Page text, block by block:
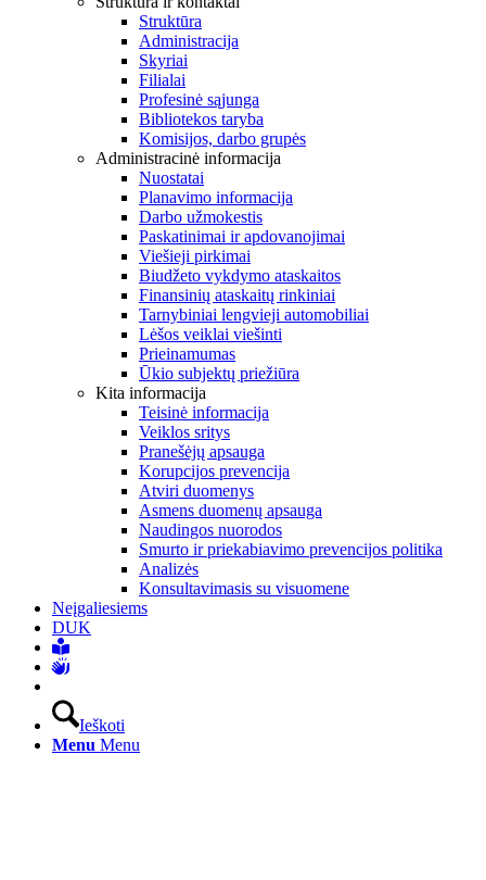
Struktūra
Administracija
Skyriai
Filialai
Profesinė sąjunga
Bibliotekos taryba
Komisijos, darbo grupės
Administracinė informacija
Nuostatai
Planavimo informacija
Darbo užmokestis
Paskatinimai ir apdovanojimai
Viešieji pirkimai
Biudžeto vykdymo ataskaitos
Finansinių ataskaitų rinkiniai
Tarnybiniai lengvieji automobiliai
Lėšos veiklai viešinti
Prieinamumas
Ūkio subjektų priežiūra
Kita informacija
Teisinė informacija
Veiklos sritys
Pranešėjų apsauga
Korupcijos prevencija
Atviri duomenys
Asmens duomenų apsauga
Naudingos nuorodos
Smurto ir priekabiavimo prevencijos politika
Analizės
Konsultavimasis su visuomene
Neįgaliesiems
DUK
Ieškoti
Menu Menu